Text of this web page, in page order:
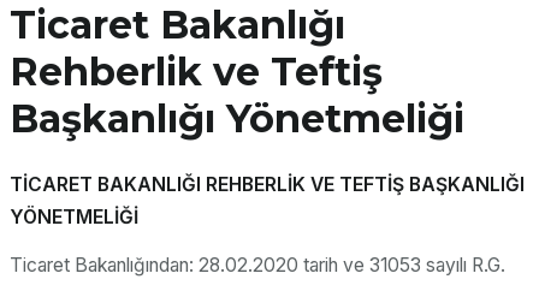
Ticaret Bakanlığı
Rehberlik ve Teftiş
Başkanlığı Yönetmeliği
TİCARET BAKANLIĞI REHBERLİK VE TEFTİŞ BAŞKANLIĞI
YÖNETMELİĞİ
Ticaret Bakanlığından: 28.02.2020 tarih ve 31053 sayılı R.G.